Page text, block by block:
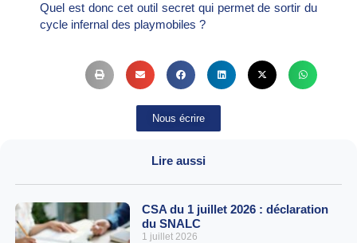
Quel est donc cet outil secret qui permet de sortir du
cycle infernal des playmobiles ?
Nous écrire
Lire aussi
CSA du 1 juillet 2026 : déclaration
du SNALC
1 juillet 2026